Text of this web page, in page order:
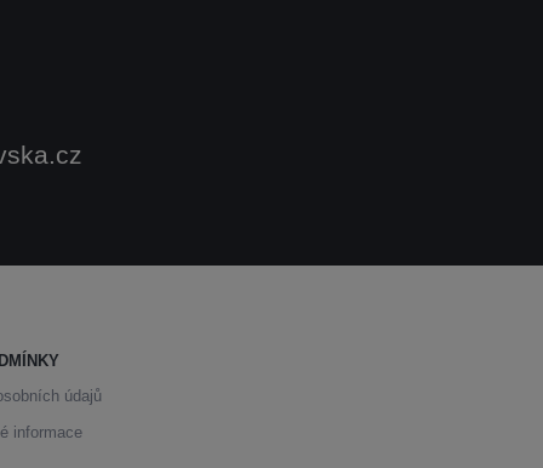
údajů
informace